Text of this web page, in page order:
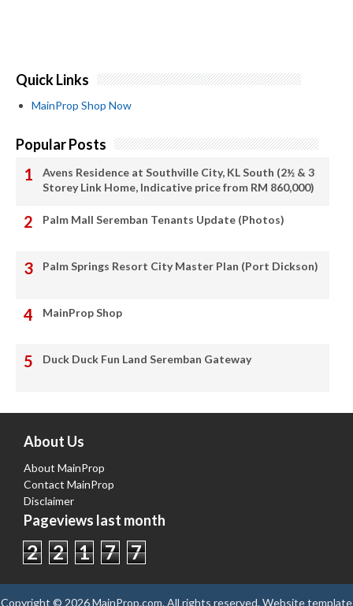
Quick Links
MainProp Shop Now
Popular Posts
Avens Residence at Southville City, KL South (2½ & 3
Storey Link Home, Indicative price from RM 860,000)
Palm Mall Seremban Tenants Update (Photos)
Palm Springs Resort City Master Plan (Port Dickson)
MainProp Shop
Duck Duck Fun Land Seremban Gateway
About Us
About MainProp
Contact MainProp
Disclaimer
Pageviews last month
2 2 1 7 7
Copyright © 2026MainProp.com. All rights reserved.Website template